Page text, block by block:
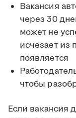
Вакансия
через 30
может не
исчезает из
появляется
чтобы
Если вакансия